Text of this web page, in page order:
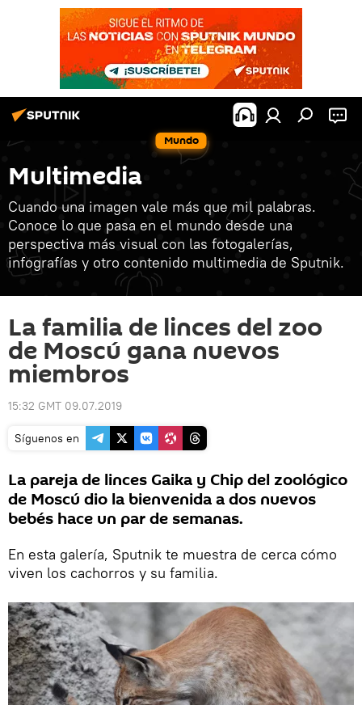
Mundo
Multimedia
Cuando una imagen vale más que mil palabras.
Conoce lo que pasa en el mundo desde una
perspectiva más visual con las fotogalerías,
infografías y otro contenido multimedia de Sputnik.
La familia de linces del zoo
de Moscú gana nuevos
miembros
15:32 GMT 09.07.2019
Síguenos en
La pareja de linces Gaika y Chip del zoológico
de Moscú dio la bienvenida a dos nuevos
bebés hace un par de semanas.
En esta galería, Sputnik te muestra de cerca cómo
viven los cachorros y su familia.